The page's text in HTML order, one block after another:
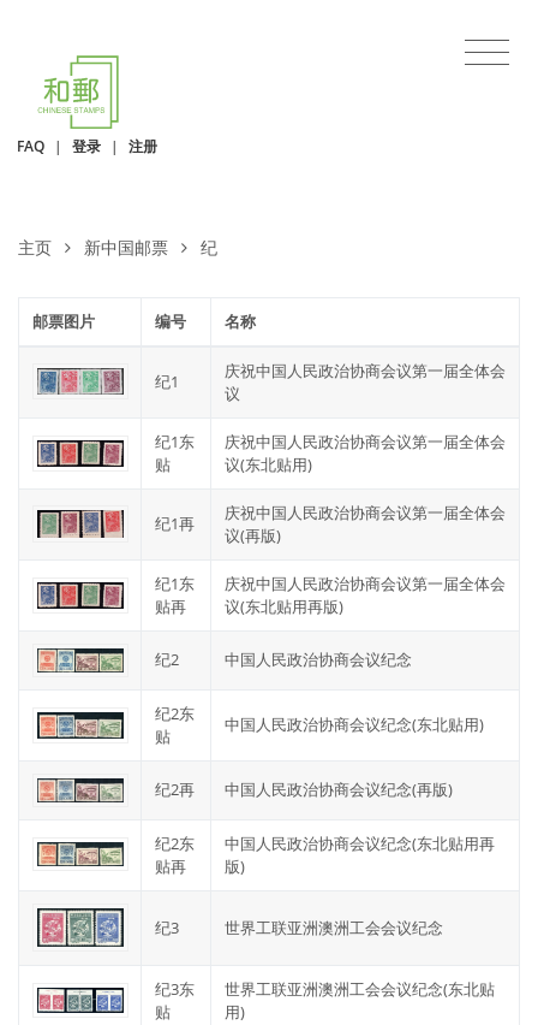
FAQ | 登录 | 注册
主页 新中国邮票 纪
邮票图片 编号 名称
纪1
庆祝中国人民政治协商会议第一届全体会
议
纪1东
贴
庆祝中国人民政治协商会议第一届全体会
议(东北贴用)
纪1再
庆祝中国人民政治协商会议第一届全体会
议(再版)
纪1东
贴再
庆祝中国人民政治协商会议第一届全体会
议(东北贴用再版)
纪2 中国人民政治协商会议纪念
纪2东
贴
中国人民政治协商会议纪念(东北贴用)
纪2再 中国人民政治协商会议纪念(再版)
纪2东
贴再
中国人民政治协商会议纪念(东北贴用再
版)
纪3 世界工联亚洲澳洲工会会议纪念
纪3东
贴
世界工联亚洲澳洲工会会议纪念(东北贴
用)